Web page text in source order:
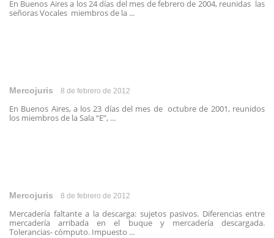
En Buenos Aires a los 24 días del mes de febrero de 2004, reunidas las
señoras Vocales miembros de la ...
Mercojuris 8 de febrero de 2012
En Buenos Aires, a los 23 días del mes de octubre de 2001, reunidos
los miembros de la Sala “E”, ...
Mercojuris 8 de febrero de 2012
Mercadería faltante a la descarga: sujetos pasivos. Diferencias entre
mercadería arribada en el buque y mercadería descargada.
Tolerancias- cómputo. Impuesto ...